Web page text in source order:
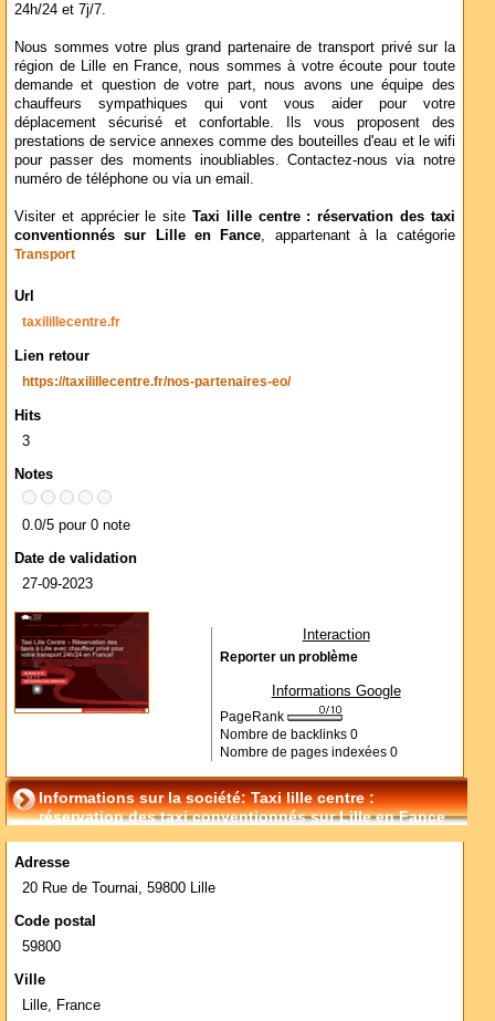
24h/24 et 7j/7.
Nous sommes votre plus grand partenaire de transport privé sur la
région de Lille en France, nous sommes à votre écoute pour toute
demande et question de votre part, nous avons une équipe des
chauffeurs sympathiques qui vont vous aider pour votre
déplacement sécurisé et confortable. Ils vous proposent des
prestations de service annexes comme des bouteilles d'eau et le wifi
pour passer des moments inoubliables. Contactez-nous via notre
numéro de téléphone ou via un email.
Visiter et apprécier le site Taxi lille centre : réservation des taxi
conventionnés sur Lille en Fance, appartenant à la catégorie
Transport
Url
taxilillecentre.fr
Lien retour
https://taxilillecentre.fr/nos-partenaires-eo/
Hits
3
Notes
0.0/5 pour 0 note
Date de validation
27-09-2023
Interaction
Reporter un problème
Informations Google
PageRank
Nombre de backlinks 0
Nombre de pages indexées 0
Informations sur la société: Taxi lille centre :
réservation des taxi conventionnés sur Lille en Fance
Adresse
20 Rue de Tournai, 59800 Lille
Code postal
59800
Ville
Lille, France